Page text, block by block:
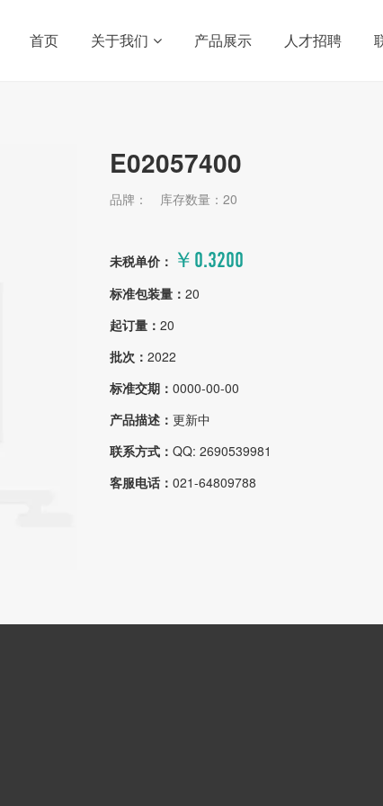
首页 关于我们 产品展示 人才招聘
E02057400
品牌： 库存数量：20
未税单价： ￥0.3200
标准包装量： 20
起订量： 20
批次： 2022
标准交期： 0000-00-00
产品描述： 更新中
联系方式： QQ: 2690539981
客服电话： 021-64809788